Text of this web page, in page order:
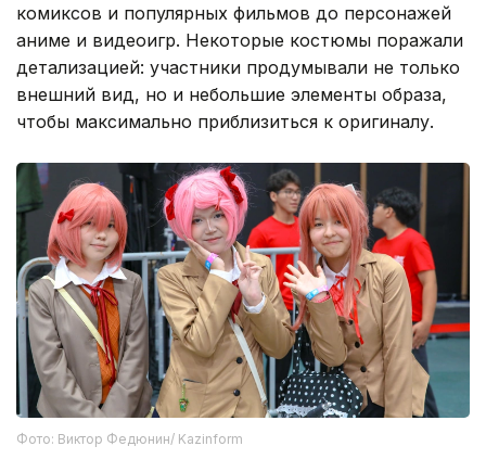
комиксов и популярных фильмов до персонажей
аниме и видеоигр. Некоторые костюмы поражали
детализацией: участники продумывали не только
внешний вид, но и небольшие элементы образа,
чтобы максимально приблизиться к оригиналу.
Фото: Виктор Федюнин/ Kazinform